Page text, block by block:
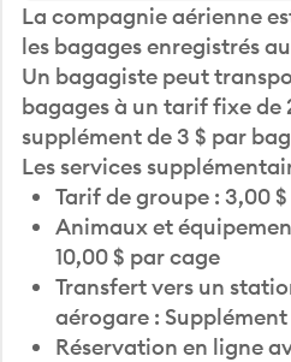
La compagnie aérienne
les bagages enregistrés
Un bagagiste peut
bagages à un tarif fixe de
supplément de 3 $ par
Les services
Tarif de groupe : 3,00
Animaux et
10,00 $ par cage
Transfert vers un
aérogare : Supplément
Réservation en ligne